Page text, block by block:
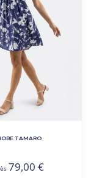
TAMARO
79,00 €